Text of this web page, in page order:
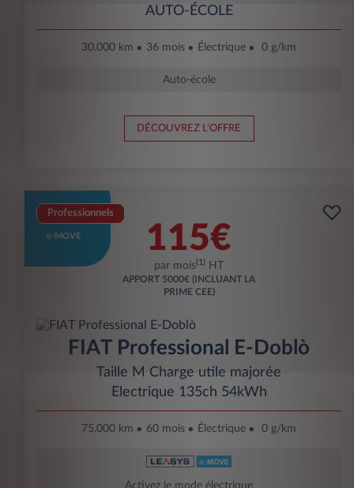
AUTO-ÉCOLE
30.000 km 36 mois Électrique 0 g/km
Auto-école
DÉCOUVREZ L'OFFRE
Professionnels
e-MOVE 115€
par mois(1) HT
APPORT 5000€ (INCLUANT LA
PRIME CEE)
FIAT Professional E-Doblò
Taille M Charge utile majorée
Electrique 135ch 54kWh
75.000 km 60 mois Électrique 0 g/km
Activez le mode électrique